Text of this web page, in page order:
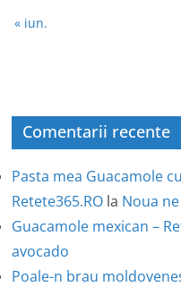
« iun.
Comentarii recente
Pasta mea Guacamole
Retete365.RO la Noua
Guacamole mexican –
avocado
Poale-n brau